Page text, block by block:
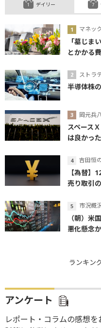
デイリー
マネッ
「墓じま
とかかる
ストラ
半導体株
岡元兵
スペース
は良かっ
吉田恒
【為替】
売り取引
市況概
（朝）
悪化懸念
ランキン
アンケート
レポート・コラムの感想